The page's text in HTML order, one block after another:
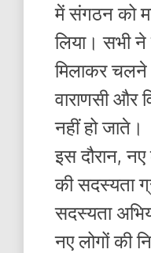
में संगठन को
लिया। सभी
मिलाकर
वाराणसी और
नहीं हो जाते।
इस दौरान, नए
की सदस्यता
सदस्यता
नए लोगों की